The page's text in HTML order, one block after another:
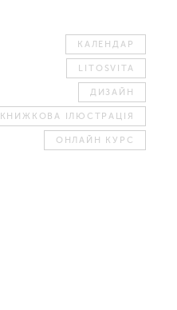
КАЛЕНДАР
LITOSVITA
ДИЗАЙН
КНИЖКОВА ІЛЮСТРАЦІЯ
ОНЛАЙН КУРС